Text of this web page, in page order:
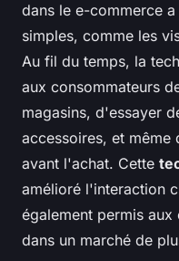
dans le e-commerce
simples, comme les
Au fil du temps, la
aux consommateurs
magasins, d'essayer
accessoires, et même
avant l'achat. Cette
amélioré l'interaction
également permis
dans un marché de